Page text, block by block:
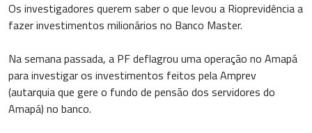
Os investigadores querem saber o que levou a Rioprevidência a
fazer investimentos milionários no Banco Master.
Na semana passada, a PF deflagrou uma operação no Amapá
para investigar os investimentos feitos pela Amprev
(autarquia que gere o fundo de pensão dos servidores do
Amapá) no banco.